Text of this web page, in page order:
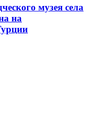
музея села
на